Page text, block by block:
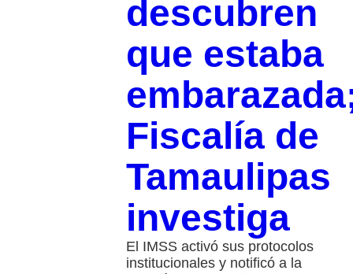
descubren
que estaba
Fiscalía de
Tamaulipas
investiga
El IMSS activó sus protocolos
institucionales y notificó a la